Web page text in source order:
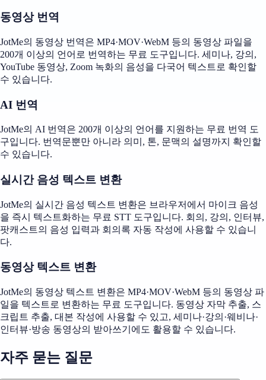
동영상 번역
JotMe의 동영상 번역은 MP4·MOV·WebM 등의 동영상 파일을
200개 이상의 언어로 번역하는 무료 도구입니다. 세미나, 강의,
YouTube 동영상, Zoom 녹화의 음성을 다국어 텍스트로 확인할
수 있습니다.
AI 번역
JotMe의 AI 번역은 200개 이상의 언어를 지원하는 무료 번역 도
구입니다. 번역문뿐만 아니라 의미, 톤, 문맥의 설명까지 확인할
수 있습니다.
실시간 음성 텍스트 변환
JotMe의 실시간 음성 텍스트 변환은 브라우저에서 마이크 음성
을 즉시 텍스트화하는 무료 STT 도구입니다. 회의, 강의, 인터뷰,
팟캐스트의 음성 입력과 회의록 자동 작성에 사용할 수 있습니
다.
동영상 텍스트 변환
JotMe의 동영상 텍스트 변환은 MP4·MOV·WebM 등의 동영상 파
일을 텍스트로 변환하는 무료 도구입니다. 동영상 자막 추출, 스
크립트 추출, 대본 작성에 사용할 수 있고, 세미나·강의·웨비나·
인터뷰·방송 동영상의 받아쓰기에도 활용할 수 있습니다.
자주 묻는 질문